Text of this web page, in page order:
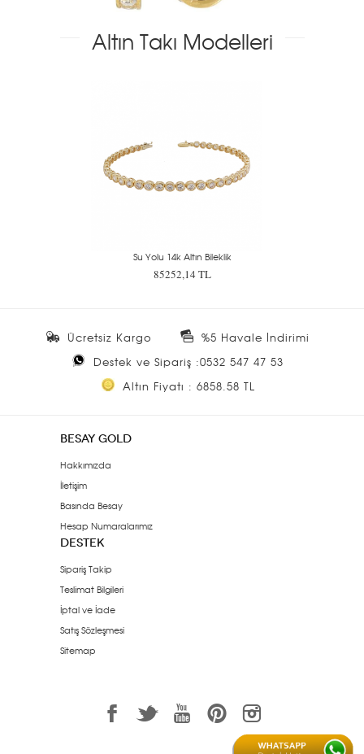
Altın Takı Modelleri
Su Yolu 14k Altın Bileklik
85252,14 TL
Ücretsiz Kargo
%5 Havale İndirimi
Destek ve Sipariş :0532 547 47 53
Altın Fiyatı : 6858.58 TL
BESAY GOLD
Hakkımızda
İletişim
Basında Besay
Hesap Numaralarımız
DESTEK
Sipariş Takip
Teslimat Bilgileri
İptal ve İade
Satış Sözleşmesi
Sitemap
1 3 7 6 <